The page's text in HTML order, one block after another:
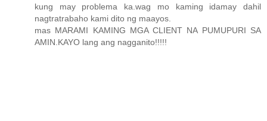
kung may problema ka.wag mo kaming idamay dahil
nagtratrabaho kami dito ng maayos.
mas MARAMI KAMING MGA CLIENT NA PUMUPURI SA
AMIN.KAYO lang ang nagganito!!!!!